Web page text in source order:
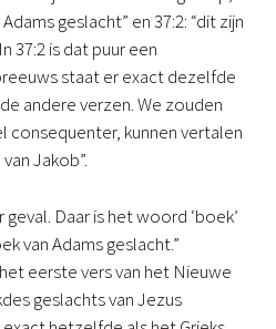
geslacht” en 37:2: “dit zijn
37:2 is dat puur een
staat er exact dezelfde
andere verzen. We zouden
consequenter, kunnen vertalen
Jakob”.
Daar is het woord ‘boek’
van Adams geslacht.”
eerste vers van het Nieuwe
geslachts van Jezus